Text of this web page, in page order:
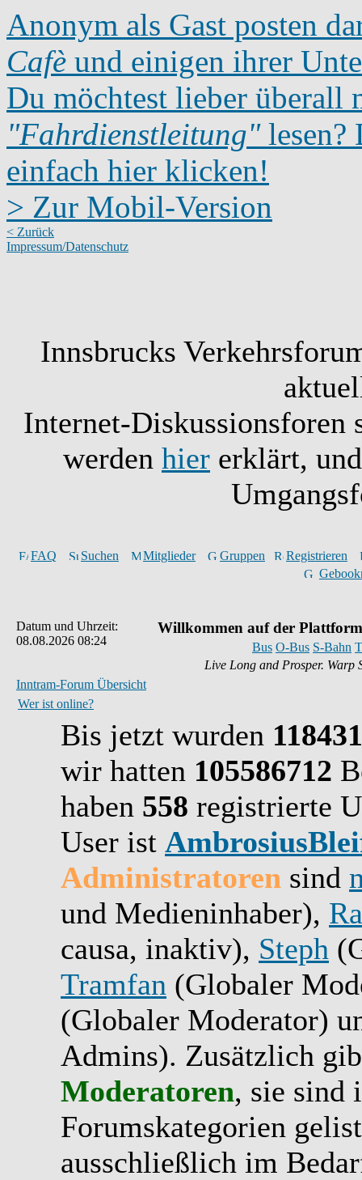
Anonym als Gast posten
Cafè und einigen ihrer
Du möchtest lieber überall
"Fahrdienstleitung"lesen?
einfach hier klicken!
> Zur Mobil-Version
< Zurück
Impressum/Datenschutz
Innsbrucks
Internet-Diskussionsforen
werden hier erklärt,
FAQ Suchen Mitglieder Gruppen
Registrieren
Datum und Uhrzeit:
08.08.2026 08:24
Inntram-Forum Übersicht
Willkommen auf der
Bus O-Bus S-Bahn
Live Long and Prosper. Warp
Wer ist online?
Bis jetzt wurden 118431
wir hatten 105586712
haben 558 registrierte
User ist
Administratoren sind
und Medieninhaber),
causa, inaktiv), Steph
Tramfan (Globaler
(Globaler Moderator)
Admins). Zusätzlich
Moderatoren, sie sind
Forumskategorien
ausschließlich im